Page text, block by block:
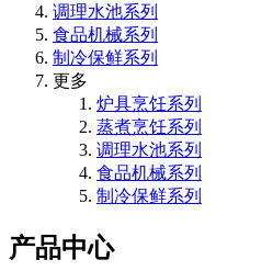
调理水池系列
食品机械系列
制冷保鲜系列
更多
炉具烹饪系列
蒸煮烹饪系列
调理水池系列
食品机械系列
制冷保鲜系列
产品中心